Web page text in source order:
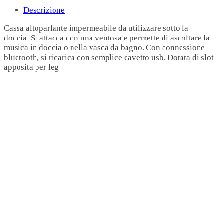
Descrizione
Cassa altoparlante impermeabile da utilizzare sotto la
doccia. Si attacca con una ventosa e permette di ascoltare la
musica in doccia o nella vasca da bagno. Con connessione
bluetooth, si ricarica con semplice cavetto usb. Dotata di slot
apposita per leg